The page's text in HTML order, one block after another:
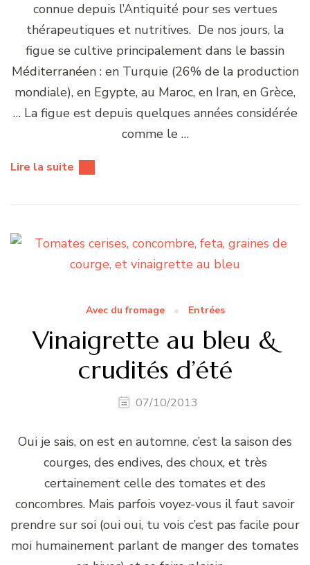
connue depuis l’Antiquité pour ses vertues
thérapeutiques et nutritives. De nos jours, la
figue se cultive principalement dans le bassin
Méditerranéen : en Turquie (26% de la production
mondiale), en Egypte, au Maroc, en Iran, en Grèce,
… La figue est depuis quelques années considérée
comme le …
Lire la suite
Avec du fromage Entrées
Vinaigrette au bleu &
crudités d’été
07/10/2013
Oui je sais, on est en automne, c’est la saison des
courges, des endives, des choux, et très
certainement celle des tomates et des
concombres. Mais parfois voyez-vous il faut savoir
prendre sur soi (oui oui, tu vois c’est pas facile pour
moi humainement parlant de manger des tomates